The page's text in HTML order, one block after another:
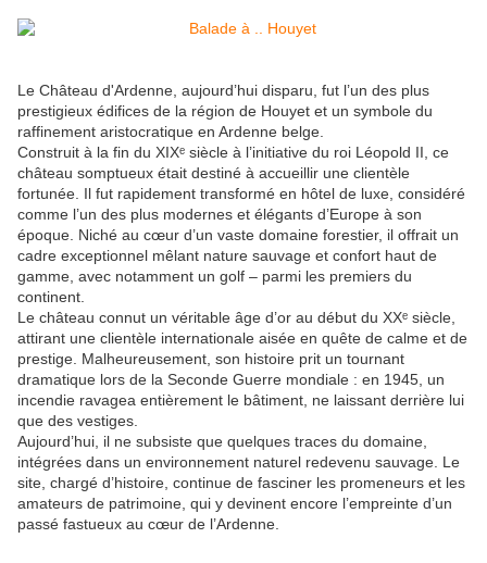
Le Château d'Ardenne , aujourd’hui disparu, fut l’un des plus
prestigieux édifices de la région de Houyet et un symbole du
raffinement aristocratique en Ardenne belge.
Construit à la fin du XIXᵉ siècle à l’initiative du roi Léopold II , ce
château somptueux était destiné à accueillir une clientèle
fortunée. Il fut rapidement transformé en hôtel de luxe, considéré
comme l’un des plus modernes et élégants d’Europe à son
époque. Niché au cœur d’un vaste domaine forestier, il offrait un
cadre exceptionnel mêlant nature sauvage et confort haut de
gamme, avec notamment un golf – parmi les premiers du
continent.
Le château connut un véritable âge d’or au début du XXᵉ siècle,
attirant une clientèle internationale aisée en quête de calme et de
prestige. Malheureusement, son histoire prit un tournant
dramatique lors de la Seconde Guerre mondiale : en 1945, un
incendie ravagea entièrement le bâtiment, ne laissant derrière lui
que des vestiges.
Aujourd’hui, il ne subsiste que quelques traces du domaine,
intégrées dans un environnement naturel redevenu sauvage. Le
site, chargé d’histoire, continue de fasciner les promeneurs et les
amateurs de patrimoine, qui y devinent encore l’empreinte d’un
passé fastueux au cœur de l’Ardenne.